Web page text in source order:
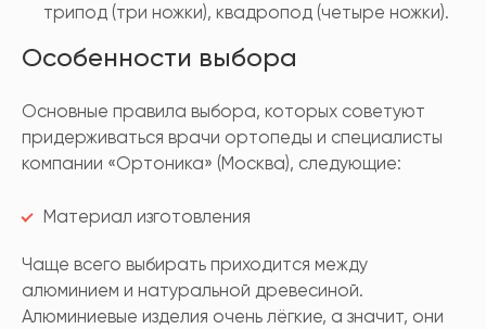
трипод (три ножки), квадропод (четыре ножки).
Особенности выбора
Основные правила выбора, которых советуют
придерживаться врачи ортопеды и специалисты
компании «Ортоника» (Москва), следующие:
Материал изготовления
Чаще всего выбирать приходится между
алюминием и натуральной древесиной.
Алюминиевые изделия очень лёгкие, а значит, они